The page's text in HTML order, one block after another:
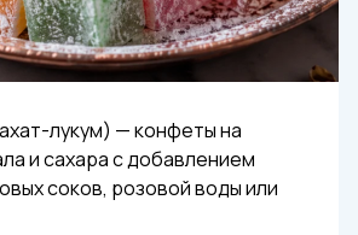
лукум) — конфеты на
и сахара с добавлением
соков, розовой воды или